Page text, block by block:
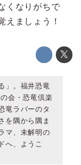
くなりがちで
えましょう！
」。福井恐竜
会・恐竜倶楽
竜ラバーのタ
を隅から隅ま
マ、未解明の
へ、ようこ